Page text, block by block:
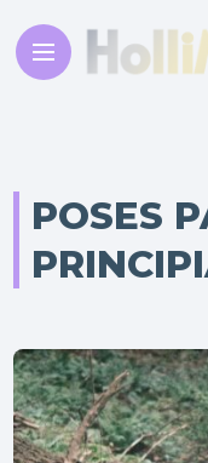
POSES